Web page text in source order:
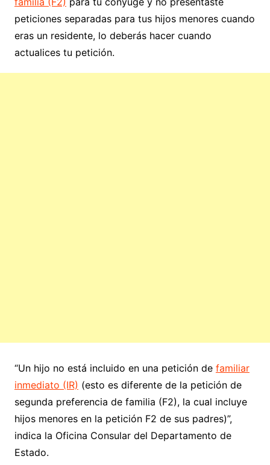
peticiones separadas para tus hijos menores cuando
eras un residente, lo deberás hacer cuando
actualices tu petición.
“Un hijo no está incluido en una petición de familiar
inmediato (IR) (esto es diferente de la petición de
segunda preferencia de familia (F2), la cual incluye
hijos menores en la petición F2 de sus padres)”,
indica la Oficina Consular del Departamento de
Estado.